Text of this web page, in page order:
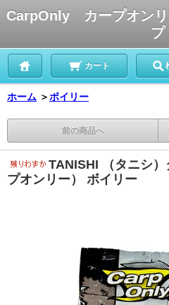
CarpOnly カープオン
プ
カート
ホーム ＞ボイリー
前の商品へ
TANISHI （タニシ
プオンリー） ボイリー